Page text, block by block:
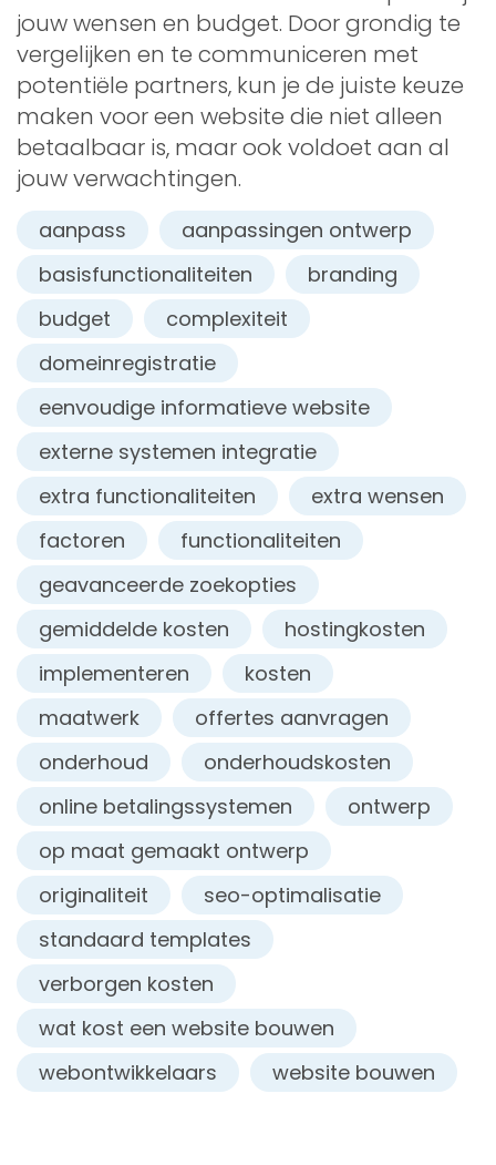
jouw wensen en budget. Door grondig te
vergelijken en te communiceren met
potentiële partners, kun je de juiste keuze
maken voor een website die niet alleen
betaalbaar is, maar ook voldoet aan al
jouw verwachtingen.
aanpass
aanpassingen ontwerp
basisfunctionaliteiten
branding
budget
complexiteit
domeinregistratie
eenvoudige informatieve website
externe systemen integratie
extra functionaliteiten
extra wensen
factoren
functionaliteiten
geavanceerde zoekopties
gemiddelde kosten
hostingkosten
implementeren
kosten
maatwerk
offertes aanvragen
onderhoud
onderhoudskosten
online betalingssystemen
ontwerp
op maat gemaakt ontwerp
originaliteit
seo-optimalisatie
standaard templates
verborgen kosten
wat kost een website bouwen
webontwikkelaars
website bouwen